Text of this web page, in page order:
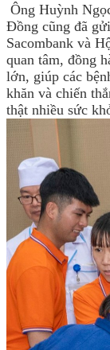
Ông Huỳnh
Đồng cũng đã
Sacombank và
quan tâm, đồng
lớn, giúp các
khăn và chiến
thật nhiều sức